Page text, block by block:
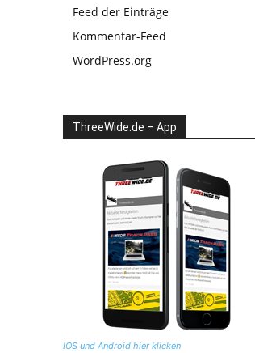
Feed der Einträge
Kommentar-Feed
WordPress.org
ThreeWide.de – App
IOS und Android hier klicken